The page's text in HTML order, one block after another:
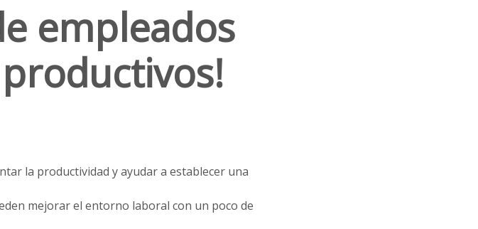
empleados
la productividad y ayudar a establecer una
mejorar el entorno laboral con un poco de